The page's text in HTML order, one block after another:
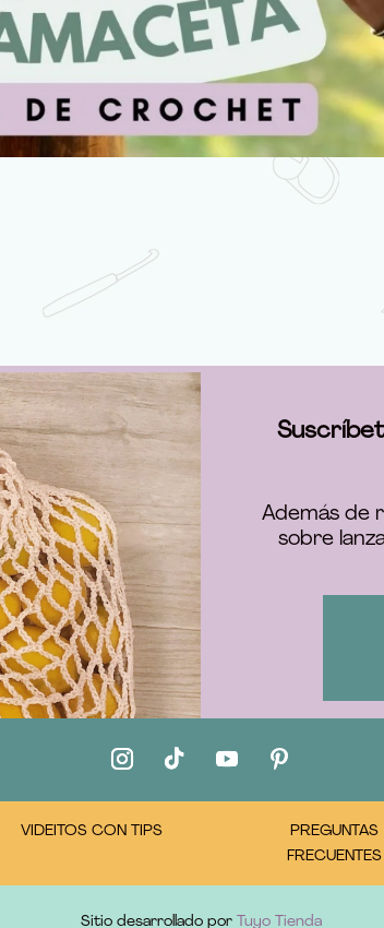
Además de
sobre
VIDEITOS CON TIPS
PREGUNTAS
FRECUENTES
Sitio desarrollado por Tuyo Tienda